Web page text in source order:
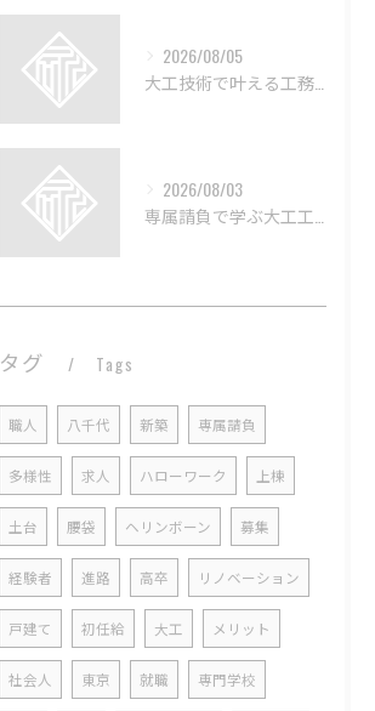
2026/08/05
2026/08/03
タグ Tags
職人 八千代 新築 専属請負
多様性 求人 ハローワーク 上棟
土台 腰袋 ヘリンボーン 募集
経験者 進路 高卒 リノベーション
戸建て 初任給 大工 メリット
社会人 東京 就職 専門学校